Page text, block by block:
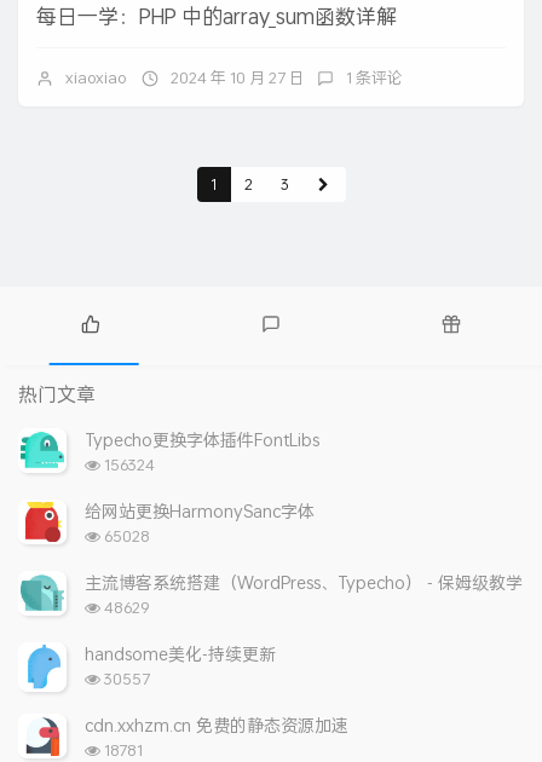
每日一学：PHP 中的array_sum函数详解
xiaoxiao 2024 年 10 月 27 日 1 条评论
1 2 3
热
门
文
章
论
热门文章
Typecho更换字体插件FontLibs
浏
次
数:
156324
给网站更换HarmonySanc字体
浏
次
数:
65028
主流博客系统搭建（WordPress、Typecho） - 保姆级教学
浏
次
数:
48629
handsome美化-持续更新
浏
次
数:
30557
cdn.xxhzm.cn 免费的静态资源加速
浏
18781